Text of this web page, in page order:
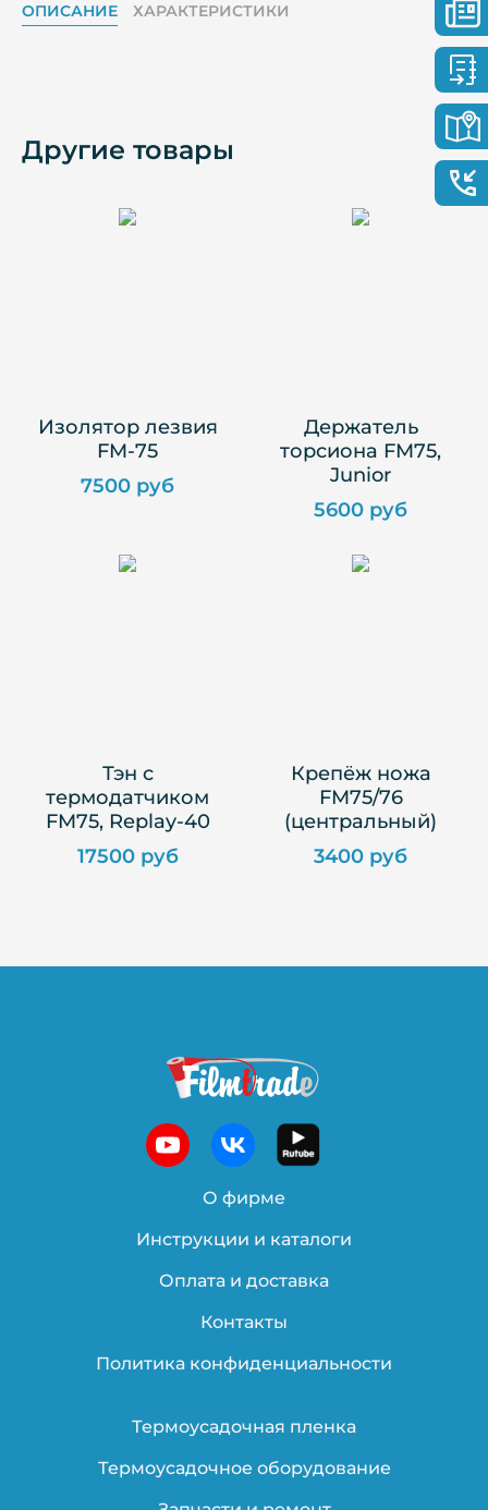
ОПИСАНИЕ ХАРАКТЕРИСТИКИ
Другие товары
Изолятор лезвия
FM-75
7500 руб
Держатель
торсиона FM75,
Junior
5600 руб
Тэн с
термодатчиком
FM75, Replay-40
17500 руб
Крепёж ножа
FM75/76
(центральный)
3400 руб
О фирме
Инструкции и каталоги
Оплата и доставка
Контакты
Политика конфиденциальности
Термоусадочная пленка
Термоусадочное оборудование